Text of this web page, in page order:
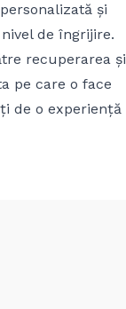
și
de îngrijire.
recuperarea și
pe care o face
de o experiență